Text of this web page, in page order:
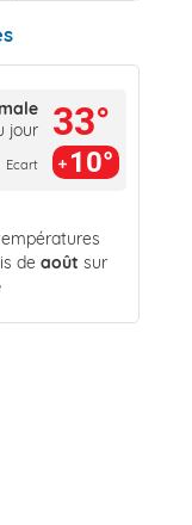
jour
Ecart
33°
10°
de août sur